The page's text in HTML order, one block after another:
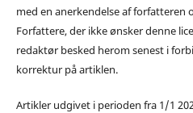
med en anerkendelse af forfatteren
Forfattere, der ikke ønsker denne
redaktør besked herom senest i
korrektur på artiklen.
Artikler udgivet i perioden fra 1/1